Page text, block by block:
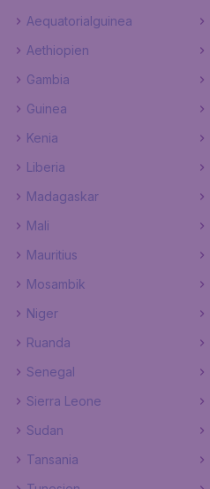
Aequatorialguinea
Aethiopien
Gambia
Guinea
Kenia
Liberia
Madagaskar
Mali
Mauritius
Mosambik
Niger
Ruanda
Senegal
Sierra Leone
Sudan
Tansania